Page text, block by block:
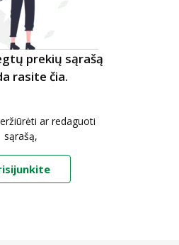
prekių sąrašą
rasite čia.
ar redaguoti
sąrašą,